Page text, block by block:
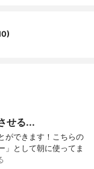
せる...
ができます！こちらの
」として朝に使ってま